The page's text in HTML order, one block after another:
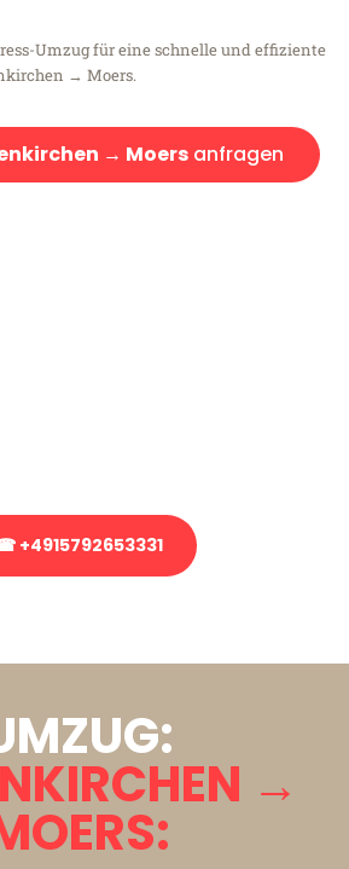
Umzug für eine schnelle und effiziente
→ Moers.
→ Moersanfragen
+4915792653331
→